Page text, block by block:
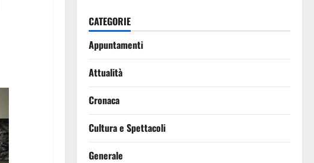
CATEGORIE
Appuntamenti
Attualità
Cronaca
Cultura e Spettacoli
Generale